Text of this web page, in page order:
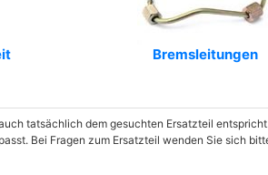
355 002-241
Bremsleitungen
tatsächlich dem gesuchten Ersatzteil
Bei Fragen zum Ersatzteil wenden Sie sich